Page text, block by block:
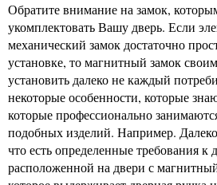
Обратите внимание на замок,
укомплектовать Вашу дверь. Если
механический замок достаточно
установке, то магнитный замок
установить далеко не каждый
некоторые особенности, которые
которые профессионально
подобных изделий. Например.
что есть определенные требования к
расположенной на двери с